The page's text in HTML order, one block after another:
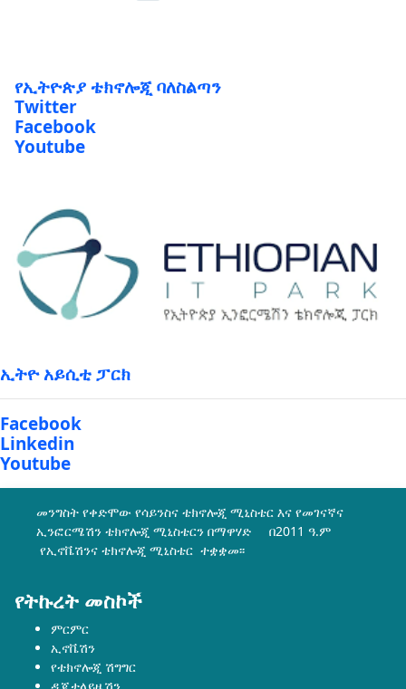
የኢትዮጵያ ቴክኖሎጂ ባለስልጣን
Twitter
Facebook
Youtube
ኢትዮ አይሲቲ ፓርክ
Facebook
Linkedin
Youtube
መንግስት የቀድሞው የሳይንስና ቴክኖሎጂ ሚኒስቴር እና የመገናኛና
ኢንፎርሜሽን ቴክኖሎጂ ሚኒስቴርን በማዋሃድ በ2011 ዓ.ም
የኢኖቬሽንና ቴክኖሎጂ ሚኒስቴር ተቋቋመ፡፡
የትኩረት መስኮች
ምርምር
ኢኖቬሽን
የቴክኖሎጂ ሽግግር